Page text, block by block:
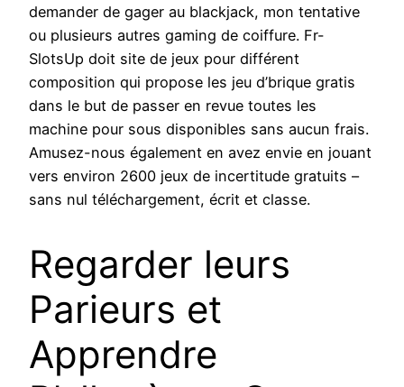
demander de gager au blackjack, mon tentative
ou plusieurs autres gaming de coiffure. Fr-
SlotsUp doit site de jeux pour différent
composition qui propose les jeu d’brique gratis
dans le but de passer en revue toutes les
machine pour sous disponibles sans aucun frais.
Amusez-nous également en avez envie en jouant
vers environ 2600 jeux de incertitude gratuits –
sans nul téléchargement, écrit et classe.
Regarder leurs
Parieurs et
Apprendre